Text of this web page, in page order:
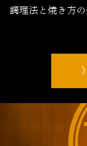
調理法と焼き方